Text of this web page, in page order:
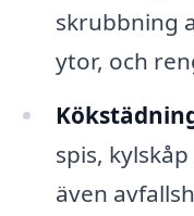
skrubbning
ytor, och
spis,
även